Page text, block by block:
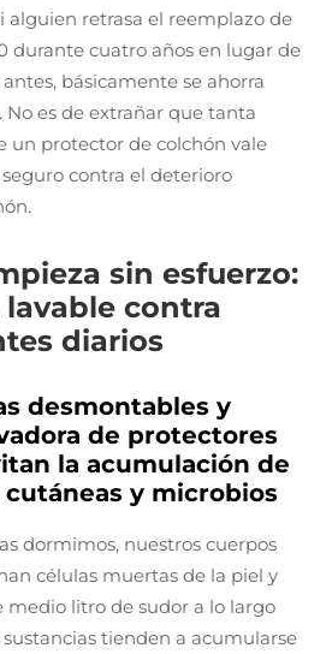
alguien retrasa el reemplazo de
durante cuatro años en lugar de
básicamente se ahorra
No es de extrañar que tanta
un protector de colchón vale
contra el deterioro
sin esfuerzo:
contra
diarios
desmontables y
de protectores
la acumulación de
y microbios
dormimos, nuestros cuerpos
células muertas de la piel y
medio litro de sudor a lo largo
sustancias tienden a acumularse